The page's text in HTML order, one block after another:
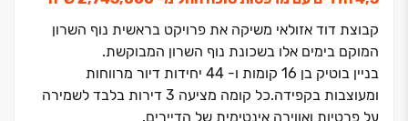
קבוצת דוד אזולאי משיקה את פרויקט בראשית נוף השרון
המוקם בימים אלו בשכונת נוף השרון המבוקשת.
בניין בוטיק בן ‏16 קומות ו- ‏44 יחידות דיור מרווחות
ומעוצבות בקפידה.כל קומה מציעה ‏3 דירות בלבד לשמירה
על פרטיות ואווירה אינטימית של הדיירים.